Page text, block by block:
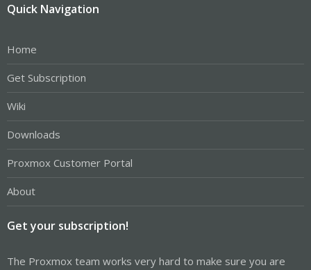
Quick Navigation
Home
Get Subscription
Wiki
Downloads
Proxmox Customer Portal
About
Get your subscription!
The Proxmox team works very hard to make sure you are